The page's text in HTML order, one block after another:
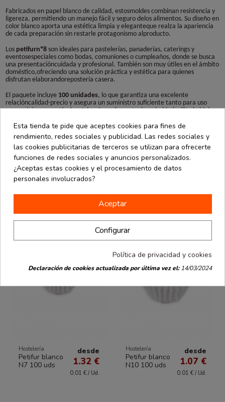
Fabricados en papel blanco de calidad, estosmoldes combinan resistencia y
ligereza, permitiendo un manejo fácil y seguro delos alimentos. Su diseño en
color blanco aporta una estética limpia y eleganteque realza la apariencia
de cada preparación sin restarle protagonismo alproducto.
Los petifurnº8son ideales para pastelerías, panaderías, caterings y
eventosespeciales como bodas, comuniones o cumpleaños, donde se busca
una presentacióncuidada y profesional. También son muy útiles en el ámbito
doméstico,ofreciendo una solución práctica y estética para quienes
disfrutan elaborandorepostería casera.
El paquete incluye 100 unidades, lo que garantiza una excelente
relacióncalidad-precio y asegura un suministro suficiente tanto para uso
comercial comoparticular. Además, su formato desechable facilita la higiene
Con los petifur blancos de La Bolsera, cadadetalle de su repostería tendrá
una presentación impecable, aportando orden,limpieza y un toque de
elegancia en cualquier ocasión.
También podría interesarle
Hostelería
Petifur blanco
N7 100 uds
desde
1.32 €
0.01 € / Ud.
Hostelería
Petifur blanco
N10 100 uds
desde
1.07 €
0.01 € / Ud.
Esta tienda te pide que aceptes cookies para fines de
rendimiento, redes sociales y publicidad. Las redes sociales y
las cookies publicitarias de terceros se utilizan para ofrecerte
funciones de redes sociales y anuncios personalizados.
¿Aceptas estas cookies y el procesamiento de datos
personales involucrados?
Aceptar
Configurar
Política de privacidad y cookies
Declaración de cookies actualizada por última vez el:14/03/2024